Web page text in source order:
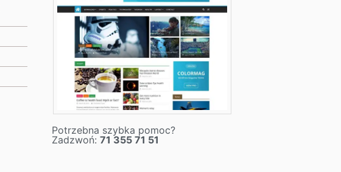
Potrzebna szybka pomoc?
Zadzwoń: 71 355 71 51